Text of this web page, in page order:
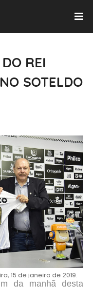
REI
SOTELDO
15 de janeiro de 2019.
da manhã desta